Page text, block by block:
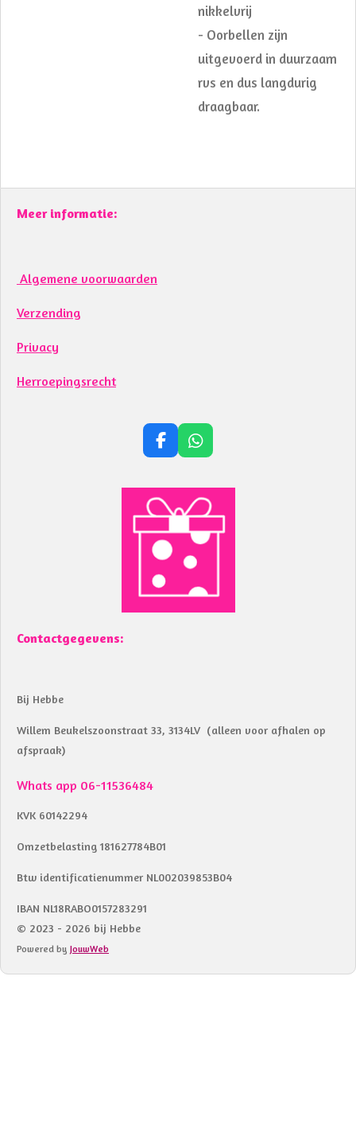
nikkelvrij
- Oorbellen zijn
uitgevoerd in duurzaam
rvs en dus langdurig
draagbaar.
Meer informatie:
Algemene voorwaarden
Verzending
Privacy
Herroepingsrecht
F
e
b
o
o
k
W
t
s
A
p
p
Contactgegevens:
Bij Hebbe
Willem Beukelszoonstraat 33, 3134LV (alleen voor afhalen op
afspraak)
Whats app 06-11536484
KVK 60142294
Omzetbelasting 181627784B01
Btw identificatienummer NL002039853B04
IBAN NL18RABO0157283291
© 2023 - 2026 bij Hebbe
Powered by JouwWeb